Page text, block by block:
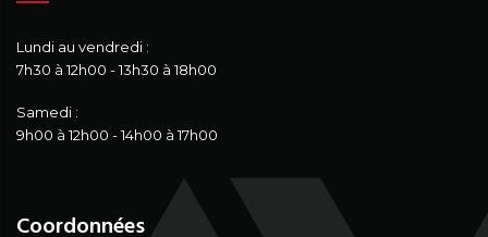
Lundi au vendredi :
7h30 à 12h00 - 13h30 à 18h00
Samedi :
9h00 à 12h00 - 14h00 à 17h00
Coordonnées